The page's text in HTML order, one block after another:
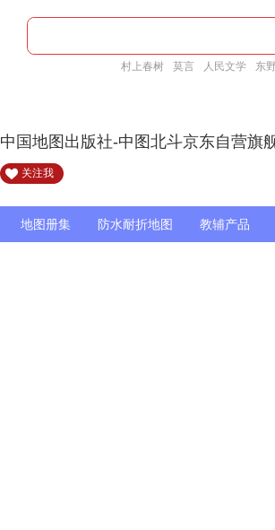
村上春树 莫言 人民文学 东
中国地图出版社-中图北斗京东自营旗
关注我
地图册集 防水耐折地图 教辅产品